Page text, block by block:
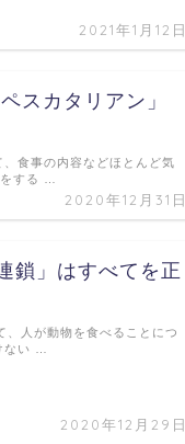
2021年1月12日
スカタリアン」
2020年12月31日
食事の内容などほとんど気
する …
鎖」はすべてを正
2020年12月29日
、人が動物を食べることにつ
ない …